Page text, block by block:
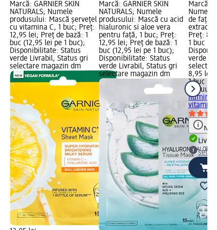
Marcă: GARNIER SKIN
NATURALS; Numele
produsului: Mască șervețel
cu vitamina C, 1 buc; Preț:
12,95 lei; Preț de bază: 1
buc (12,95 lei pe 1 buc);
Disponibilitate: Status
verde Livrabil, Status gri
selectare magazin dm
Marcă: GARNIER SKIN
NATURALS; Numele
produsului: Mască cu acid
hialuronic si aloe vera
pentru față, 1 buc; Preț:
12,95 lei; Preț de bază: 1
buc (12,95 lei pe 1 buc);
Disponibilitate: Status
verde Livrabil, Status gri
selectare magazin dm
Marcă:
Numele
de față
extract
Preț:
1 buc
verde
8,95 lei
1 buc
Notă